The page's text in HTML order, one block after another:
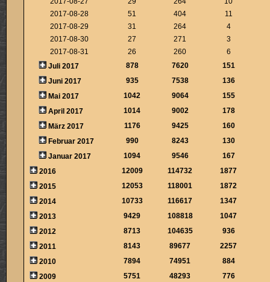
2017-08-28
51 404
11
2017-08-29
31 264
4
2017-08-30
27 271
3
2017-08-31
26 260
6
Juli 2017
878 7620
151
Juni 2017
935 7538
136
Mai 2017
1042 9064
155
April 2017
1014 9002
178
März 2017
1176 9425
160
Februar 2017
990 8243
130
Januar 2017
1094 9546
167
2016
12009 114732
1877
2015
12053 118001
1872
2014
10733 116617
1347
2013
9429 108818
1047
2012
8713 104635
936
2011
8143 89677
2257
2010
7894 74951
884
2009
5751 48293
776